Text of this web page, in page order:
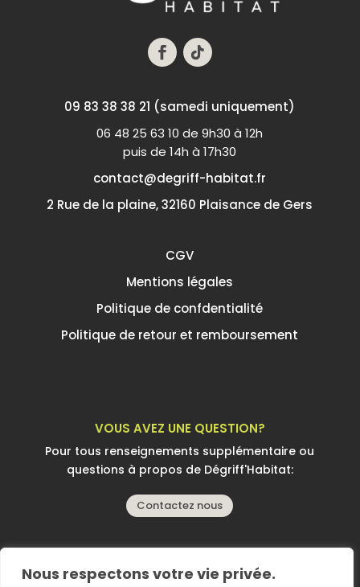
Nous respectons votre vie privée.
09 83 38 38 21 (samedi uniquement)
06 48 25 63 10 de 9h30 à 12h
puis de 14h à 17h30
contact@degriff-habitat.fr
2 Rue de la plaine, 32160 Plaisance de Gers
CGV
Mentions légales
Politique de confdentialité
Politique de retour et remboursement
VOUS AVEZ UNE QUESTION?
Pour tous renseignements supplémentaire ou
questions à propos de Dégriff'Habitat:
Contactez nous